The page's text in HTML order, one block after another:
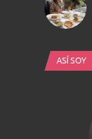
ASÍ SOY